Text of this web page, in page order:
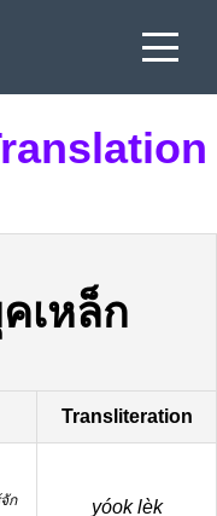
เหล็ก
Transliteration
ก
yóok lèk